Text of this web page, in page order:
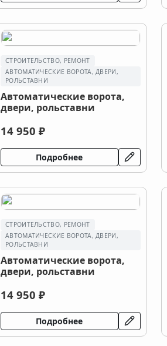
СТРОИТЕЛЬСТВО, РЕМОНТ
АВТОМАТИЧЕСКИЕ ВОРОТА, ДВЕРИ,
РОЛЬСТАВНИ
Автоматические ворота,
двери, рольставни
14 950 ₽
Подробнее
СТРОИТЕЛЬСТВО, РЕМОНТ
АВТОМАТИЧЕСКИЕ ВОРОТА, ДВЕРИ,
РОЛЬСТАВНИ
Автоматические ворота,
двери, рольставни
14 950 ₽
Подробнее